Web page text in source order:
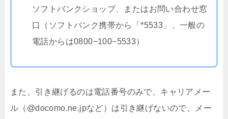
ソフトバンクショップ、またはお問い合わせ窓
口（ソフトバンク携帯から「*5533」、一般の
電話からは0800−100−5533）
また、引き継げるのは電話番号のみで、キャリアメー
ル（@docomo.ne.jpなど）は引き継げないので、メー